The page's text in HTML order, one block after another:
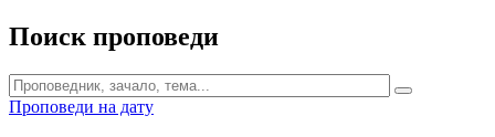
Поиск проповеди
Проповеди на дату